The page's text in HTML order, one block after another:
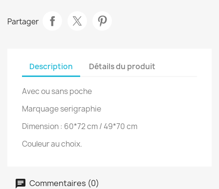
Partager
Description Détails du produit
Avec ou sans poche
Marquage serigraphie
Dimension : 60*72 cm / 49*70 cm
Couleur au choix.
Commentaires (0)